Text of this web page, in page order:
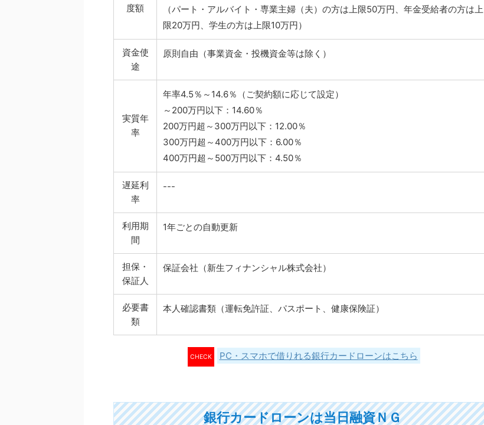
度額
（パート・アルバイト・専業主婦（夫）の方は上限50万円、年金受給者の方は上
限20万円、学生の方は上限10万円）
資金使
途
原則自由（事業資金・投機資金等は除く）
実質年
率
年率4.5％～14.6％（ご契約額に応じて設定）
～200万円以下：14.60％
200万円超～300万円以下：12.00％
300万円超～400万円以下：6.00％
400万円超～500万円以下：4.50％
遅延利
率
---
利用期
間
1年ごとの自動更新
担保・
保証人
保証会社（新生フィナンシャル株式会社）
必要書
類
本人確認書類（運転免許証、パスポート、健康保険証）
CHECK PC・スマホで借りれる銀行カードローンはこちら
銀行カードローンは当日融資ＮＧ